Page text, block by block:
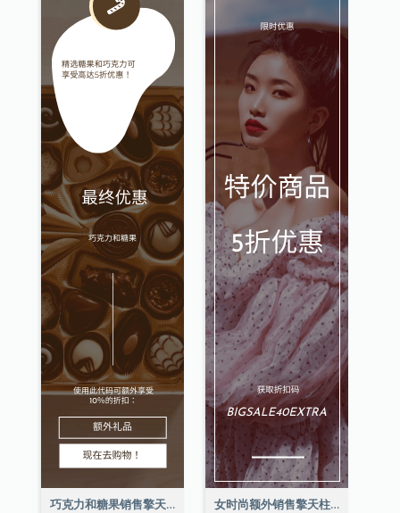
巧克力和糖果销售擎天柱广告 女时尚额外销售擎天柱广告